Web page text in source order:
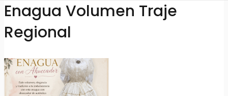
Enagua Volumen Traje
Regional